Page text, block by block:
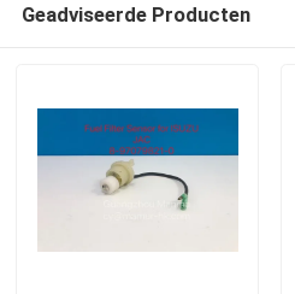
Geadviseerde Producten